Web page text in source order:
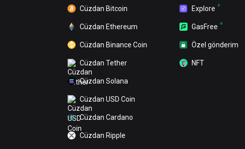
Cüzdan Bitcoin
Cüzdan Ethereum
Cüzdan Binance Coin
Cüzdan Tether
Cüzdan Solana
Cüzdan USD Coin
Cüzdan Cardano
Cüzdan Ripple
Explore
GasFree
Özel gönderim
NFT